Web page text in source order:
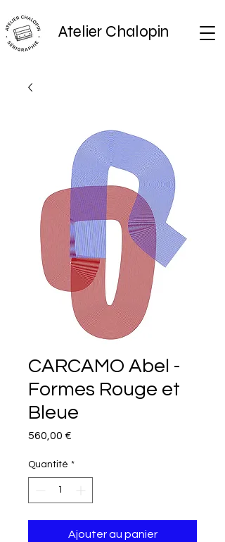
Atelier Chalopin
CARCAMO Abel -
Formes Rouge et
Bleue
560,00 €
Quantité *
Ajouter au panier